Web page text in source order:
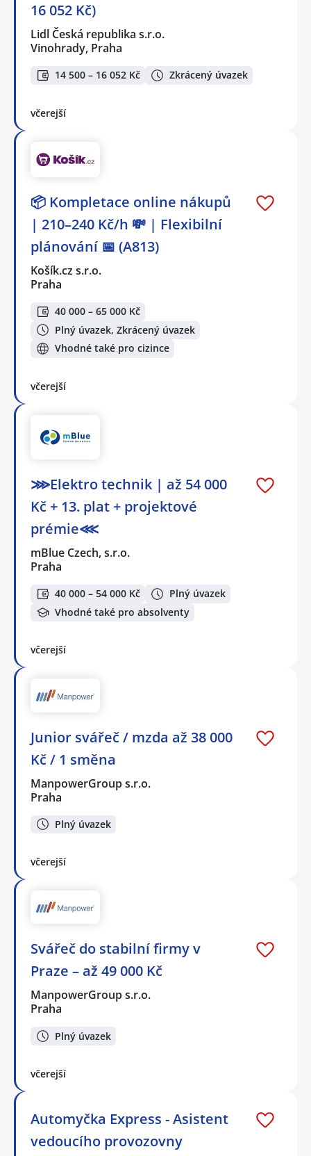
16 052 Kč)
Lidl Česká republika s.r.o.
Vinohrady, Praha
14 500 – 16 052 Kč Zkrácený úvazek
včerejší
📦 Kompletace online nákupů
| 210–240 Kč/h 💸 | Flexibilní
plánování 📅 (A813)
Košík.cz s.r.o.
Praha
40 000 – 65 000 Kč
Plný úvazek, Zkrácený úvazek
Vhodné také pro cizince
včerejší
⋙Elektro technik | až 54 000
Kč + 13. plat + projektové
prémie⋘
mBlue Czech, s.r.o.
Praha
40 000 – 54 000 Kč
Plný úvazek
Vhodné také pro absolventy
včerejší
Junior svářeč / mzda až 38 000
Kč / 1 směna
ManpowerGroup s.r.o.
Praha
Plný úvazek
včerejší
Svářeč do stabilní firmy v
Praze – až 49 000 Kč
ManpowerGroup s.r.o.
Praha
Plný úvazek
včerejší
Automyčka Express - Asistent
vedoucího provozovny